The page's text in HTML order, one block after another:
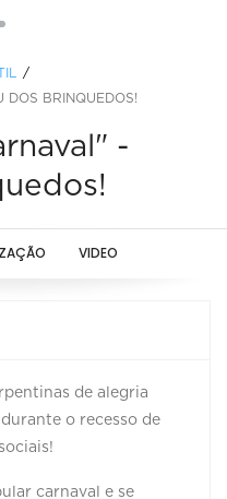
DOS BRINQUEDOS!
-
VIDEO
de alegria
o recesso de
carnaval e se